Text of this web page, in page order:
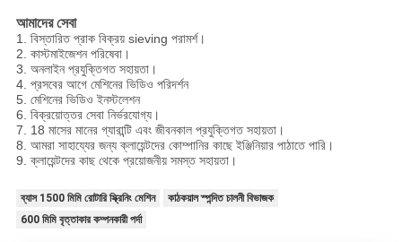
আমাদের সেবা
1. বিস্তারিত প্রাক বিক্রয় sieving পরামর্শ।
2. কাস্টমাইজেশন পরিষেবা।
3. অনলাইন প্রযুক্তিগত সহায়তা।
4. প্রসবের আগে মেশিনের ভিডিও পরিদর্শন
5. মেশিনের ভিডিও ইনস্টলেশন
6. বিক্রয়োত্তর সেবা নির্ভরযোগ্য।
7. 18 মাসের মানের গ্যারান্টি এবং জীবনকাল প্রযুক্তিগত সহায়তা।
8. আমরা সাহায্যের জন্য ক্লায়েন্টদের কোম্পানির কাছে ইঞ্জিনিয়ার পাঠাতে পারি।
9. ক্লায়েন্টদের কাছ থেকে প্রয়োজনীয় সমস্ত সহায়তা।
ব্যাস 1500 মিমি রোটারি স্ক্রিনিং মেশিন
কাঠকয়াল স্পন্দিত চালনী বিভাজক
600 মিমি বৃত্তাকার কম্পনকারী পর্দা